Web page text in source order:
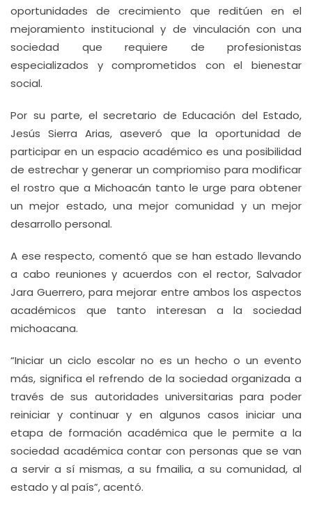
oportunidades de crecimiento que reditúen en el
mejoramiento institucional y de vinculación con una
sociedad que requiere de profesionistas
especializados y comprometidos con el bienestar
social.
Por su parte, el secretario de Educación del Estado,
Jesús Sierra Arias, aseveró que la oportunidad de
participar en un espacio académico es una posibilidad
de estrechar y generar un compriomiso para modificar
el rostro que a Michoacán tanto le urge para obtener
un mejor estado, una mejor comunidad y un mejor
desarrollo personal.
A ese respecto, comentó que se han estado llevando
a cabo reuniones y acuerdos con el rector, Salvador
Jara Guerrero, para mejorar entre ambos los aspectos
académicos que tanto interesan a la sociedad
michoacana.
“Iniciar un ciclo escolar no es un hecho o un evento
más, significa el refrendo de la sociedad organizada a
través de sus autoridades universitarias para poder
reiniciar y continuar y en algunos casos iniciar una
etapa de formación académica que le permite a la
sociedad académica contar con personas que se van
a servir a sí mismas, a su fmailia, a su comunidad, al
estado y al país”, acentó.